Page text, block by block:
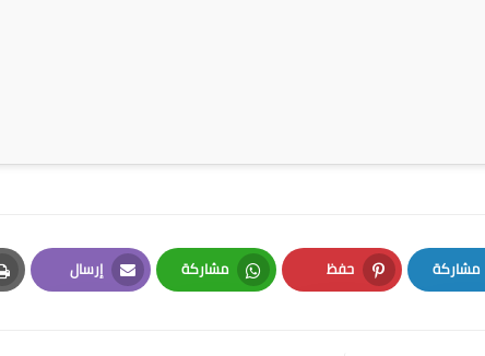
مشاركة
LinkedIn
حفظ
Pinterest
مشاركة
Whatsapp
إرسال
Email